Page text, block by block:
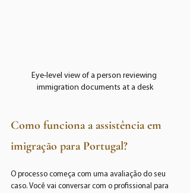
Eye-level view of a person reviewing
immigration documents at a desk
Como funciona a assistência em
imigração para Portugal?
O processo começa com uma avaliação do seu
caso. Você vai conversar com o profissional para